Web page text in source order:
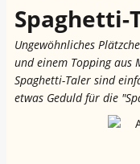
Spaghetti-
Ungewöhnliches
und einem Topping aus
Spaghetti-Taler sind
etwas Geduld für die